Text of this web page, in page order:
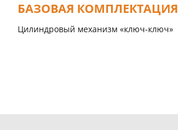
БАЗОВАЯ КОМПЛЕКТАЦИЯ
Цилиндровый механизм «ключ-ключ»